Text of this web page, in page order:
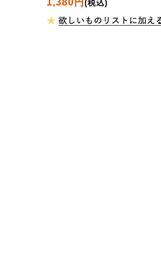
(税込)